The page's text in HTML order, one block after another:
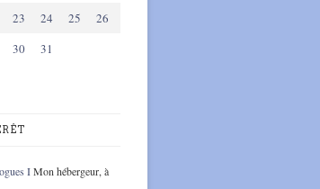
23 24 25
26
30 31
IMon hébergeur, à